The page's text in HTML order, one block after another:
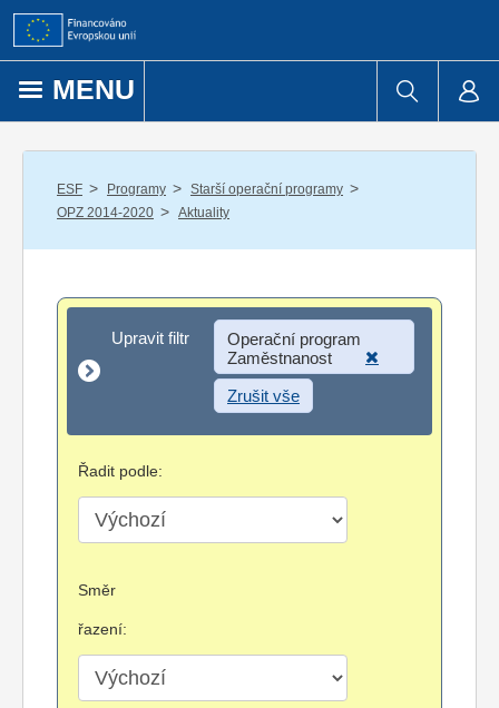
Přejít k obsahu
MENU
ESF / Programy / Starší operační programy /
OPZ 2014-2020 / Aktuality
Upravit filtr
Upravit filtr
Operační program
Zaměstnanost
Zrušit vše
Řadit podle:
Směr
řazení: